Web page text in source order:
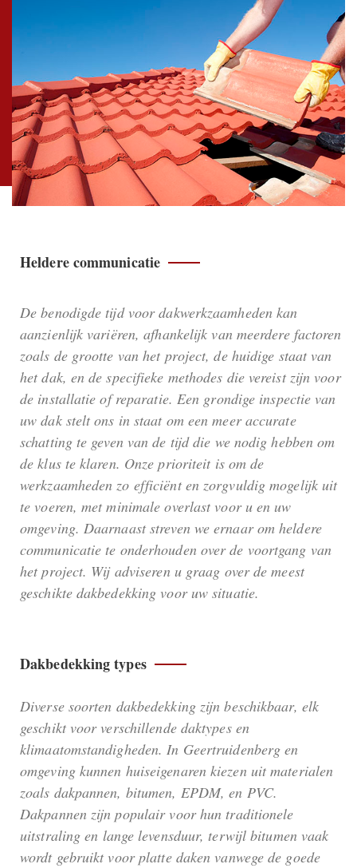
Heldere communicatie
De benodigde tijd voor dakwerkzaamheden kan
aanzienlijk variëren, afhankelijk van meerdere factoren
zoals de grootte van het project, de huidige staat van
het dak, en de specifieke methodes die vereist zijn voor
de installatie of reparatie. Een grondige inspectie van
uw dak stelt ons in staat om een meer accurate
schatting te geven van de tijd die we nodig hebben om
de klus te klaren. Onze prioriteit is om de
werkzaamheden zo efficiënt en zorgvuldig mogelijk uit
te voeren, met minimale overlast voor u en uw
omgeving. Daarnaast streven we ernaar om heldere
communicatie te onderhouden over de voortgang van
het project. Wij adviseren u graag over de meest
geschikte dakbedekking voor uw situatie.
Dakbedekking types
Diverse soorten dakbedekking zijn beschikbaar, elk
geschikt voor verschillende daktypes en
klimaatomstandigheden. In Geertruidenberg en
omgeving kunnen huiseigenaren kiezen uit materialen
zoals dakpannen, bitumen, EPDM, en PVC.
Dakpannen zijn populair voor hun traditionele
uitstraling en lange levensduur, terwijl bitumen vaak
wordt gebruikt voor platte daken vanwege de goede